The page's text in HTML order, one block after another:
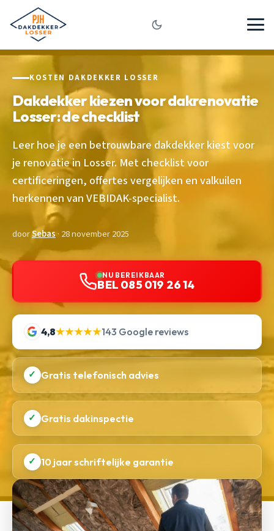
KOSTEN DAKDEKKER LOSSER
Dakdekker kiezen voor dakrenovatie
Losser: de checklist
Leer hoe je een betrouwbare dakdekker kiest voor
je renovatie in Losser. Met checklist voor
certificeringen, offertes vergelijken en valkuilen
herkennen van VEBIDAK-specialist.
doorSebas· 28 november 2025
NU BEREIKBAAR
BEL 085 019 26 14
4,8★★★★★143 Google reviews
✓ Gratis telefonisch advies
✓ Gratis dakinspectie
✓ 10 jaar schriftelijke garantie